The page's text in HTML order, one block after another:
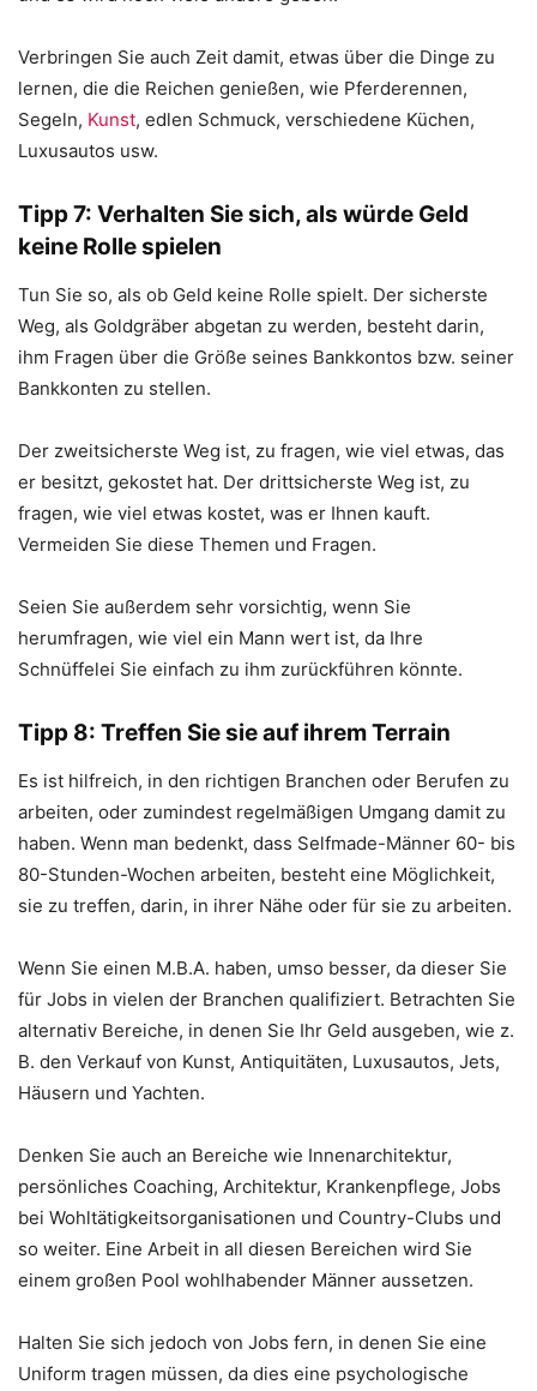
Verbringen Sie auch Zeit damit, etwas über die Dinge zu
lernen, die die Reichen genießen, wie Pferderennen,
Segeln, Kunst, edlen Schmuck, verschiedene Küchen,
Luxusautos usw.
Tipp 7: Verhalten Sie sich, als würde Geld
keine Rolle spielen
Tun Sie so, als ob Geld keine Rolle spielt. Der sicherste
Weg, als Goldgräber abgetan zu werden, besteht darin,
ihm Fragen über die Größe seines Bankkontos bzw. seiner
Bankkonten zu stellen.
Der zweitsicherste Weg ist, zu fragen, wie viel etwas, das
er besitzt, gekostet hat. Der drittsicherste Weg ist, zu
fragen, wie viel etwas kostet, was er Ihnen kauft.
Vermeiden Sie diese Themen und Fragen.
Seien Sie außerdem sehr vorsichtig, wenn Sie
herumfragen, wie viel ein Mann wert ist, da Ihre
Schnüffelei Sie einfach zu ihm zurückführen könnte.
Tipp 8: Treffen Sie sie auf ihrem Terrain
Es ist hilfreich, in den richtigen Branchen oder Berufen zu
arbeiten, oder zumindest regelmäßigen Umgang damit zu
haben. Wenn man bedenkt, dass Selfmade-Männer 60- bis
80-Stunden-Wochen arbeiten, besteht eine Möglichkeit,
sie zu treffen, darin, in ihrer Nähe oder für sie zu arbeiten.
Wenn Sie einen M.B.A. haben, umso besser, da dieser Sie
für Jobs in vielen der Branchen qualifiziert. Betrachten Sie
alternativ Bereiche, in denen Sie Ihr Geld ausgeben, wie z.
B. den Verkauf von Kunst, Antiquitäten, Luxusautos, Jets,
Häusern und Yachten.
Denken Sie auch an Bereiche wie Innenarchitektur,
persönliches Coaching, Architektur, Krankenpflege, Jobs
bei Wohltätigkeitsorganisationen und Country-Clubs und
so weiter. Eine Arbeit in all diesen Bereichen wird Sie
einem großen Pool wohlhabender Männer aussetzen.
Halten Sie sich jedoch von Jobs fern, in denen Sie eine
Uniform tragen müssen, da dies eine psychologische